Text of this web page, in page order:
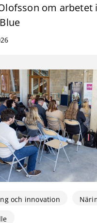
om arbetet
och innovation